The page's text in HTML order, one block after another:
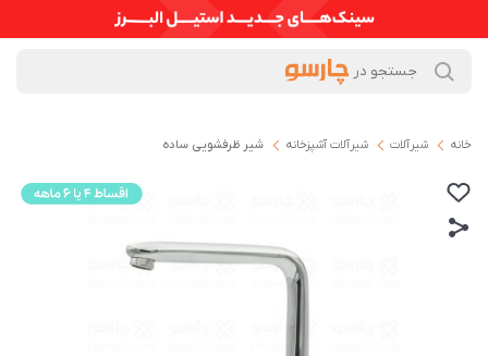
خانه شیرآلات شیرآلات آشپزخانه شیر ظرفشویی ساده